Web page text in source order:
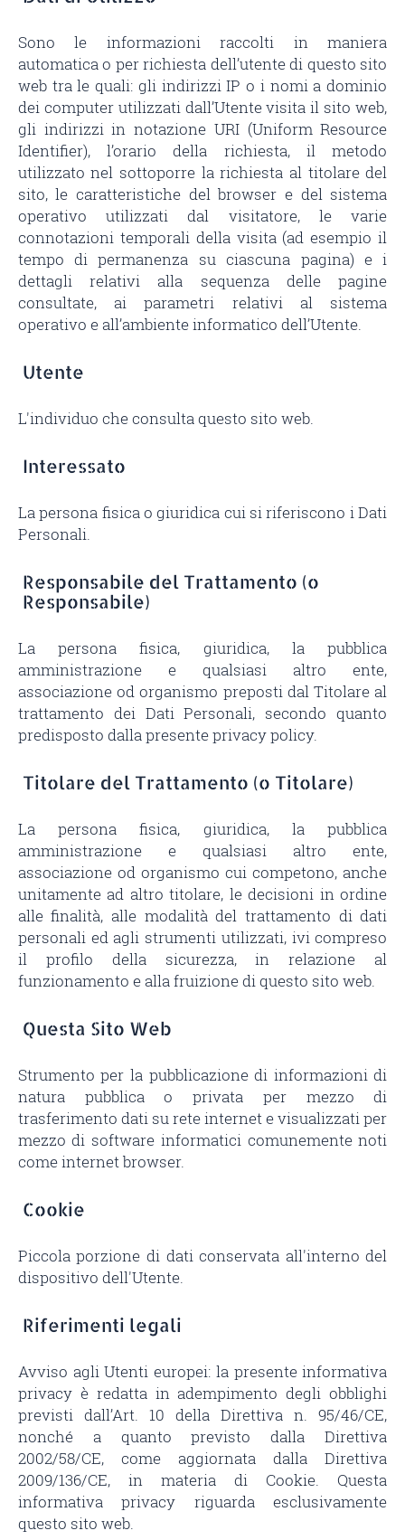
Sono le informazioni raccolti in maniera
automatica o per richiesta dell’utente di questo sito
web tra le quali: gli indirizzi IP o i nomi a dominio
dei computer utilizzati dall’Utente visita il sito web,
gli indirizzi in notazione URI (Uniform Resource
Identifier), l’orario della richiesta, il metodo
utilizzato nel sottoporre la richiesta al titolare del
sito, le caratteristiche del browser e del sistema
operativo utilizzati dal visitatore, le varie
connotazioni temporali della visita (ad esempio il
tempo di permanenza su ciascuna pagina) e i
dettagli relativi alla sequenza delle pagine
consultate, ai parametri relativi al sistema
operativo e all’ambiente informatico dell’Utente.
Utente
L'individuo che consulta questo sito web.
Interessato
La persona fisica o giuridica cui si riferiscono i Dati
Personali.
Responsabile del Trattamento (o
Responsabile)
La persona fisica, giuridica, la pubblica
amministrazione e qualsiasi altro ente,
associazione od organismo preposti dal Titolare al
trattamento dei Dati Personali, secondo quanto
predisposto dalla presente privacy policy.
Titolare del Trattamento (o Titolare)
La persona fisica, giuridica, la pubblica
amministrazione e qualsiasi altro ente,
associazione od organismo cui competono, anche
unitamente ad altro titolare, le decisioni in ordine
alle finalità, alle modalità del trattamento di dati
personali ed agli strumenti utilizzati, ivi compreso
il profilo della sicurezza, in relazione al
funzionamento e alla fruizione di questo sito web.
Questa Sito Web
Strumento per la pubblicazione di informazioni di
natura pubblica o privata per mezzo di
trasferimento dati su rete internet e visualizzati per
mezzo di software informatici comunemente noti
come internet browser.
Cookie
Piccola porzione di dati conservata all'interno del
dispositivo dell'Utente.
Riferimenti legali
Avviso agli Utenti europei: la presente informativa
privacy è redatta in adempimento degli obblighi
previsti dall’Art. 10 della Direttiva n. 95/46/CE,
nonché a quanto previsto dalla Direttiva
2002/58/CE, come aggiornata dalla Direttiva
2009/136/CE, in materia di Cookie. Questa
informativa privacy riguarda esclusivamente
questo sito web.